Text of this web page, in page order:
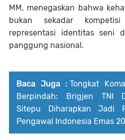
MM, menegaskan bahwa
bukan sekadar
representasi identitas seni
panggung nasional.
Baca Juga : Tongkat
Berpindah: Brigjen TNI
Sitepu Diharapkan Jadi
Pengawal Indonesia Emas